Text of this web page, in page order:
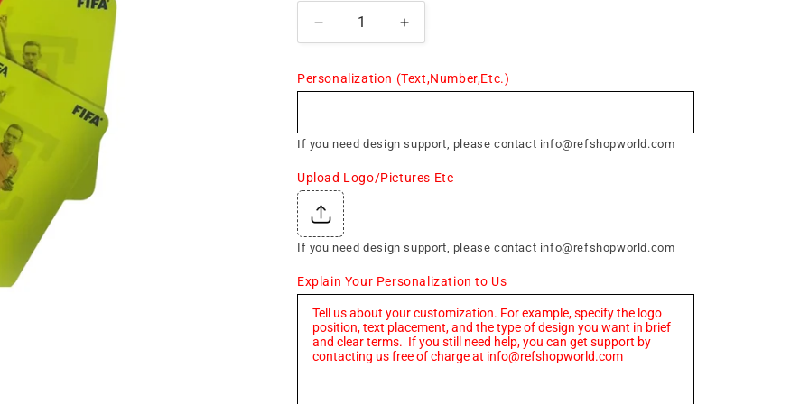
Decrease
quantity
Refereeing
Increase
quantity
Refereeing
Personalization (Text,Number,Etc.)
If you need design support, please contact info@refshopworld.com
Upload Logo/Pictures Etc
If you need design support, please contact info@refshopworld.com
Explain Your Personalization to Us